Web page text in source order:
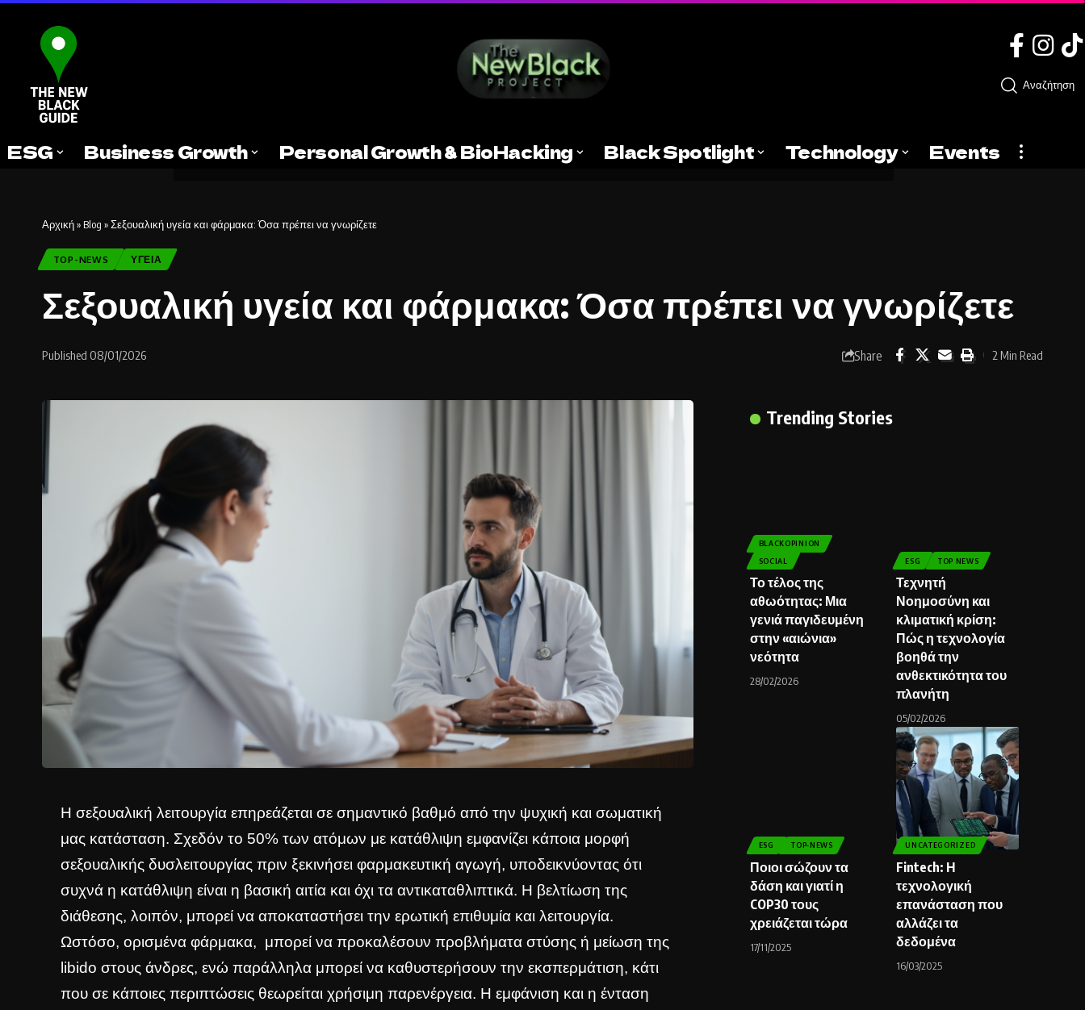
Αναζήτηση
ESG Business Growth Personal Growth & BioHacking Black Spotlight Technology Events
Αρχική» Blog »Σεξουαλική υγεία και φάρμακα: Όσα πρέπει να γνωρίζετε
TOP-NEWS ΥΓΕΊΑ
Σεξουαλική υγεία και φάρμακα: Όσα πρέπει να γνωρίζετε
Published 08/01/2026 Share 2 Min Read
Η σεξουαλική λειτουργία επηρεάζεται σε σημαντικό βαθμό από την ψυχική και σωματική
μας κατάσταση. Σχεδόν το 50% των ατόμων με κατάθλιψη εμφανίζει κάποια μορφή
σεξουαλικής δυσλειτουργίας πριν ξεκινήσει φαρμακευτική αγωγή, υποδεικνύοντας ότι
συχνά η κατάθλιψη είναι η βασική αιτία και όχι τα αντικαταθλιπτικά. Η βελτίωση της
διάθεσης, λοιπόν, μπορεί να αποκαταστήσει την ερωτική επιθυμία και λειτουργία.
Ωστόσο, ορισμένα φάρμακα, μπορεί να προκαλέσουν προβλήματα στύσης ή μείωση της
libido στους άνδρες, ενώ παράλληλα μπορεί να καθυστερήσουν την εκσπερμάτιση, κάτι
που σε κάποιες περιπτώσεις θεωρείται χρήσιμη παρενέργεια. Η εμφάνιση και η ένταση
Trending Stories
BLACKOPINION
SOCIAL
Το τέλος της
αθωότητας: Μια
γενιά παγιδευμένη
στην «αιώνια»
νεότητα
28/02/2026
ESG TOP NEWS
Τεχνητή
Νοημοσύνη και
κλιματική κρίση:
Πώς η τεχνολογία
βοηθά την
ανθεκτικότητα του
πλανήτη
05/02/2026
ESG TOP-NEWS
Ποιοι σώζουν τα
δάση και γιατί η
COP30 τους
χρειάζεται τώρα
17/11/2025
UNCATEGORIZED
Fintech: Η
τεχνολογική
επανάσταση που
αλλάζει τα
δεδομένα
16/03/2025